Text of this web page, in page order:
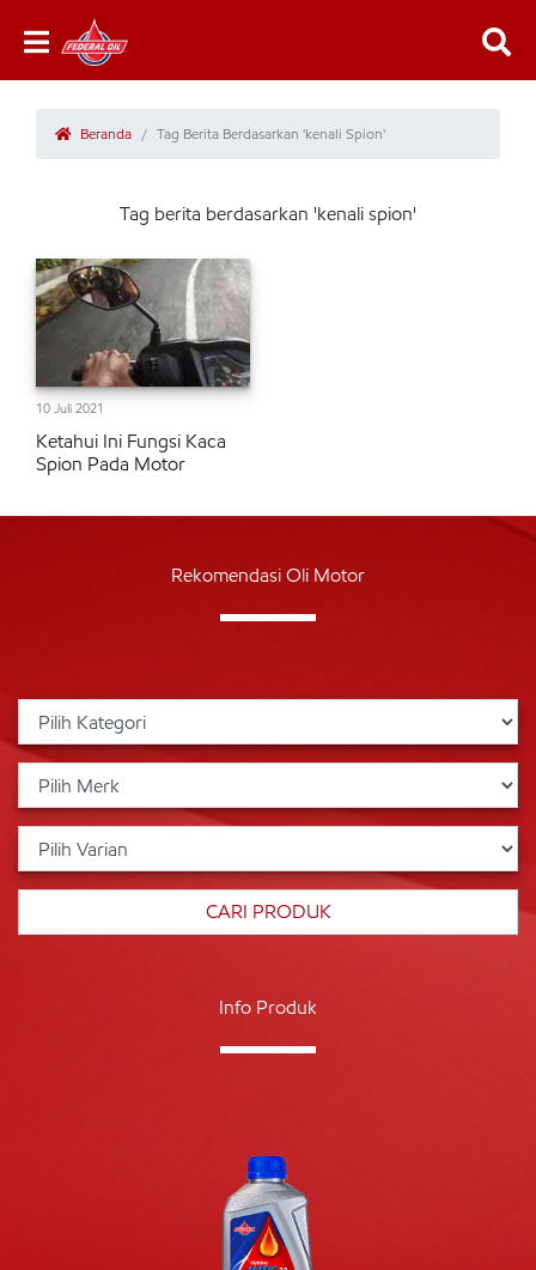
Beranda Tag Berita Berdasarkan 'kenali Spion'
Tag berita berdasarkan 'kenali spion'
10 Juli 2021
Ketahui Ini Fungsi Kaca
Spion Pada Motor
Rekomendasi Oli Motor
Info Produk